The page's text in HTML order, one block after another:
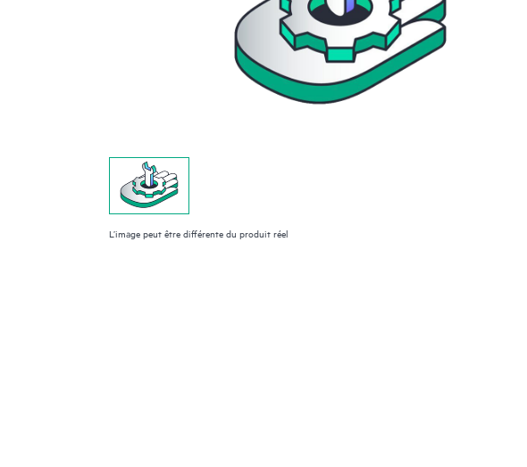
L’image peut être différente du produit réel